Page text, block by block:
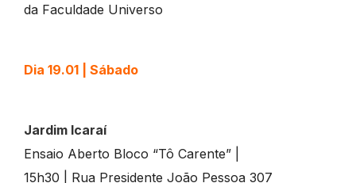
da Faculdade Universo
Dia 19.01 | Sábado
Jardim Icaraí
Ensaio Aberto Bloco “Tô Carente” |
15h30 | Rua Presidente João Pessoa 307